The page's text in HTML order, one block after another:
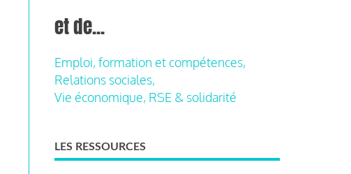
et de...
Emploi, formation et compétences,
Relations sociales,
Vie économique, RSE & solidarité
LES RESSOURCES